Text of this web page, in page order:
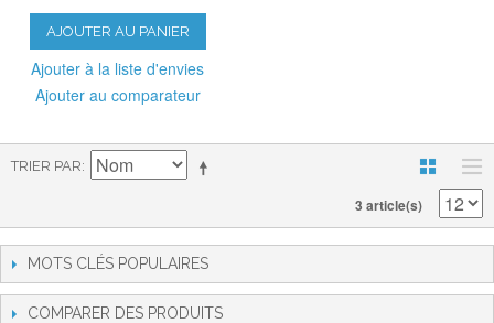
AJOUTER AU PANIER
Ajouter à la liste d'envies
Ajouter au comparateur
TRIER PAR
3 article(s)
MOTS CLÉS POPULAIRES
COMPARER DES PRODUITS